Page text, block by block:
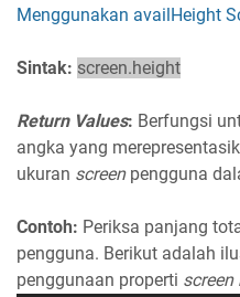
Menggunakan availHeight
Sintak: screen.height
Return Values: Berfungsi
angka yang
ukuran screenpengguna
Contoh: Periksa panjang
pengguna. Berikut adalah
penggunaan properti screen